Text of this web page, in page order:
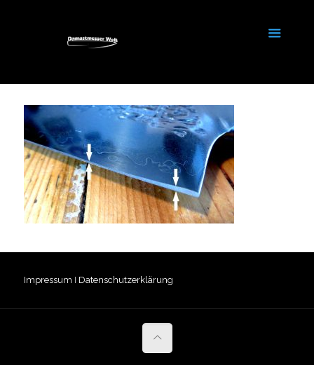
Impressum I Datenschutzerklärung